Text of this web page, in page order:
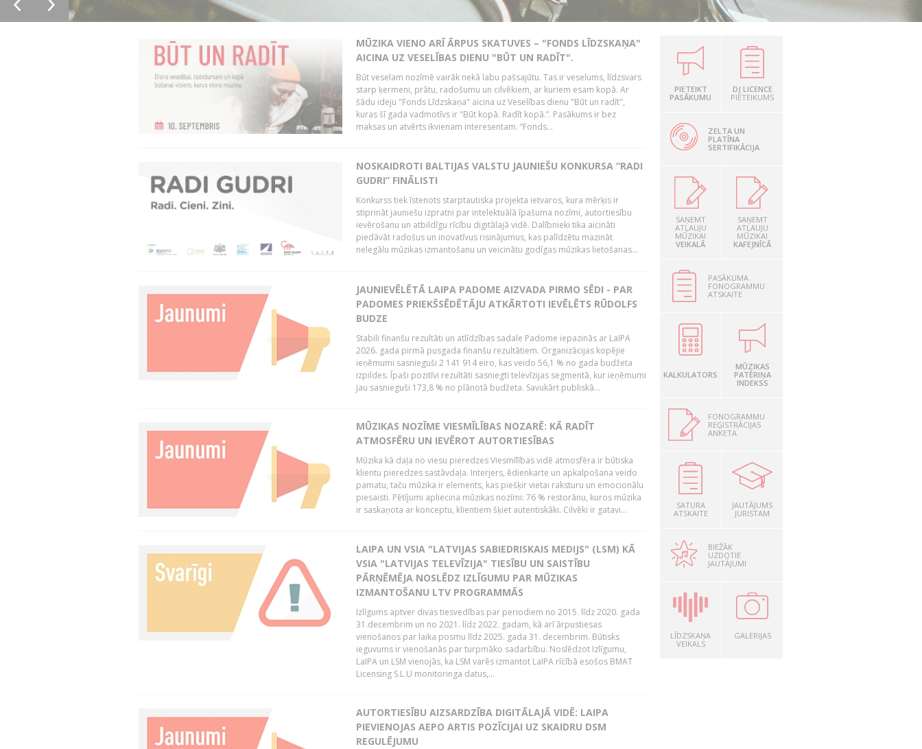
MŪZIKA VIENO ARĪ ĀRPUS SKATUVES – "FONDS LĪDZSKAŅA"
AICINA UZ VESELĪBAS DIENU "BŪT UN RADĪT".
Būt veselam nozīmē vairāk nekā labu pašsajūtu. Tas ir veselums, līdzsvars
starp ķermeni, prātu, radošumu un cilvēkiem, ar kuriem esam kopā. Ar
šādu ideju "Fonds Līdzskaņa" aicina uz Veselības dienu "Būt un radīt",
kuras šī gada vadmotīvs ir "Būt kopā. Radīt kopā.”. Pasākums ir bez
maksas un atvērts ikvienam interesentam. “Fonds...
NOSKAIDROTI BALTIJAS VALSTU JAUNIEŠU KONKURSA “RADI
GUDRI” FINĀLISTI
Konkurss tiek īstenots starptautiska projekta ietvaros, kura mērķis ir
stiprināt jauniešu izpratni par intelektuālā īpašuma nozīmi, autortiesību
ievērošanu un atbildīgu rīcību digitālajā vidē. Dalībnieki tika aicināti
piedāvāt radošus un inovatīvus risinājumus, kas palīdzētu mazināt
nelegālu mūzikas izmantošanu un veicinātu godīgas mūzikas lietošanas...
JAUNIEVĒLĒTĀ LAIPA PADOME AIZVADA PIRMO SĒDI - PAR
PADOMES PRIEKŠSĒDĒTĀJU ATKĀRTOTI IEVĒLĒTS RŪDOLFS
BUDZE
Stabili finanšu rezultāti un atlīdzības sadale Padome iepazinās ar LaIPA
2026. gada pirmā pusgada finanšu rezultātiem. Organizācijas kopējie
ieņēmumi sasnieguši 2 141 914 eiro, kas veido 56,1 % no gada budžeta
izpildes. Īpaši pozitīvi rezultāti sasniegti televīzijas segmentā, kur ieņēmumi
jau sasnieguši 173,8 % no plānotā budžeta. Savukārt publiskā...
MŪZIKAS NOZĪME VIESMĪLĪBAS NOZARĒ: KĀ RADĪT
ATMOSFĒRU UN IEVĒROT AUTORTIESĪBAS
Mūzika kā daļa no viesu pieredzes Viesmīlības vidē atmosfēra ir būtiska
klientu pieredzes sastāvdaļa. Interjers, ēdienkarte un apkalpošana veido
pamatu, taču mūzika ir elements, kas piešķir vietai raksturu un emocionālu
piesaisti. Pētījumi apliecina mūzikas nozīmi: 76 % restorānu, kuros mūzika
ir saskaņota ar konceptu, klientiem šķiet autentiskāki. Cilvēki ir gatavi...
LAIPA UN VSIA "LATVIJAS SABIEDRISKAIS MEDIJS" (LSM) KĀ
VSIA "LATVIJAS TELEVĪZIJA" TIESĪBU UN SAISTĪBU
PĀRŅĒMĒJA NOSLĒDZ IZLĪGUMU PAR MŪZIKAS
IZMANTOŠANU LTV PROGRAMMĀS
Izlīgums aptver divas tiesvedības par periodiem no 2015. līdz 2020. gada
31.decembrim un no 2021. līdz 2022. gadam, kā arī ārpustiesas
vienošanos par laika posmu līdz 2025. gada 31. decembrim. Būtisks
ieguvums ir vienošanās par turpmāko sadarbību. Noslēdzot Izlīgumu,
LaIPA un LSM vienojās, ka LSM varēs izmantot LaIPA rīcībā esošos BMAT
Licensing S.L.U monitoringa datus,...
AUTORTIESĪBU AIZSARDZĪBA DIGITĀLAJĀ VIDĒ: LAIPA
PIEVIENOJAS AEPO ARTIS POZĪCIJAI UZ SKAIDRU DSM
REGULĒJUMU
PIETEIKT
PASĀKUMU
DJ LICENCE
PIETEIKUMS
ZELTA UN
PLATĪNA
SERTIFIKĀCIJA
SAŅEMT
ATĻAUJU
MŪZIKAI
VEIKALĀ
SAŅEMT
ATĻAUJU
MŪZIKAI
KAFEJNĪCĀ
PASĀKUMA
FONOGRAMMU
ATSKAITE
KALKULATORS
MŪZIKAS
PATĒRIŅA
INDEKSS
FONOGRAMMU
REĢISTRĀCIJAS
ANKETA
SATURA
ATSKAITE
JAUTĀJUMS
JURISTAM
BIEŽĀK
UZDOTIE
JAUTĀJUMI
LĪDZSKAŅA
VEIKALS
GALERIJAS